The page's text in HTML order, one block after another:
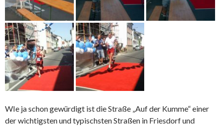
WIe ja schon gewürdigt ist die Straße „Auf der Kumme“ einer
der wichtigsten und typischsten Straßen in Friesdorf und